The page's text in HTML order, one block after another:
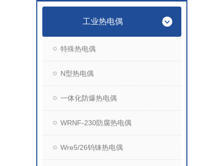
工业热电偶
特殊热电偶
N型热电偶
一体化防爆热电偶
WRNF-230防腐热电偶
Wre5/26钨铼热电偶